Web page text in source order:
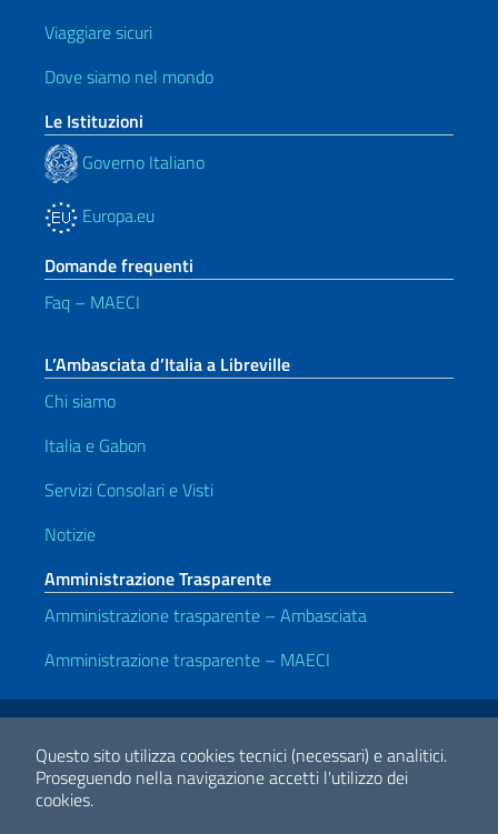
Questo sito utilizza cookies tecnici (necessari) e analitici.
Proseguendo nella navigazione accetti l'utilizzo dei
cookies.
Viaggiare sicuri
Dove siamo nel mondo
Le Istituzioni
Governo Italiano
Europa.eu
Domande frequenti
Faq – MAECI
L’Ambasciata d’Italia a Libreville
Chi siamo
Italia e Gabon
Servizi Consolari e Visti
Notizie
Amministrazione Trasparente
Amministrazione trasparente – Ambasciata
Amministrazione trasparente – MAECI
Link Utili